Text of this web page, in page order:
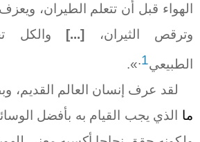
الهواء قبل أن تتعلم الطيران،
وترقص الثيران،
[...] والكل
الطبيعي1
.
».
لقد عرف إنسان العالم القديم،
ما الذي يجب القيام به بأفضل